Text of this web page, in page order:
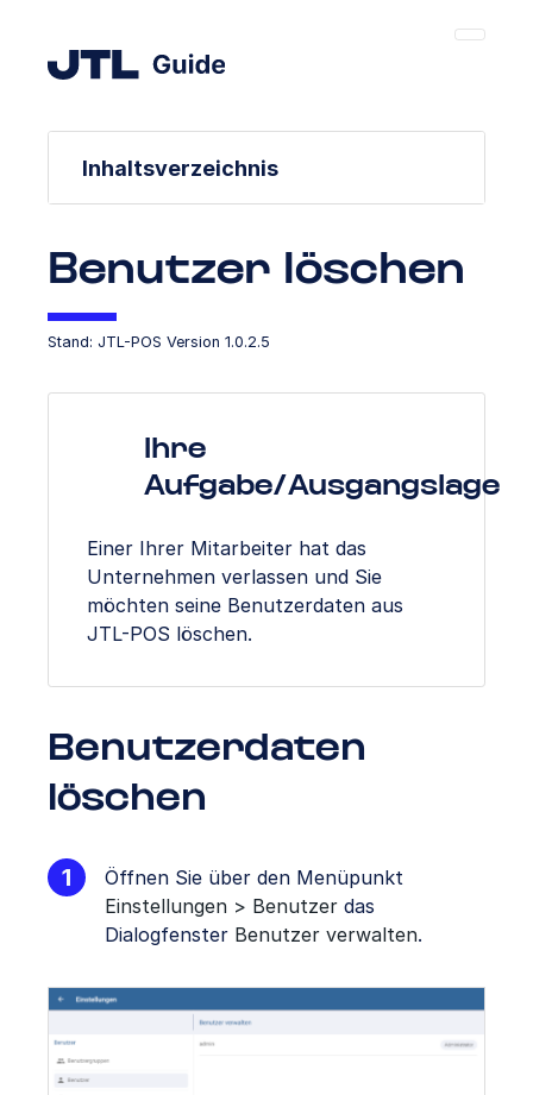
Inhaltsverzeichnis
Benutzer löschen
Stand: JTL-POS Version 1.0.2.5
Ihre
Aufgabe/Ausgangslage
Einer Ihrer Mitarbeiter hat das
Unternehmen verlassen und Sie
möchten seine Benutzerdaten aus
JTL-POS löschen.
Benutzerdaten
löschen
Öffnen Sie über den Menüpunkt
Einstellungen > Benutzer das
Dialogfenster Benutzer verwalten.